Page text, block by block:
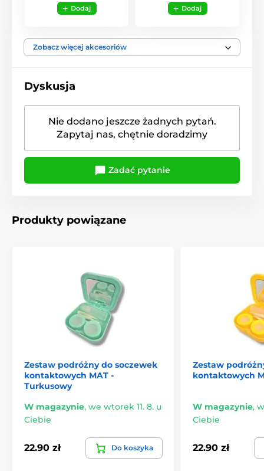
Dodaj Dodaj
Zobacz więcej akcesoriów
Dyskusja
Nie dodano jeszcze żadnych pytań.
Zapytaj nas, chętnie doradzimy
Zadać pytanie
Produkty powiązane
Zestaw podróżny do soczewek
kontaktowych MAT -
Turkusowy
W magazynie, we wtorek 11. 8. u
Ciebie
22.90 zł Do koszyka
Zestaw
kontaktowych
W magazynie,
Ciebie
22.90 zł